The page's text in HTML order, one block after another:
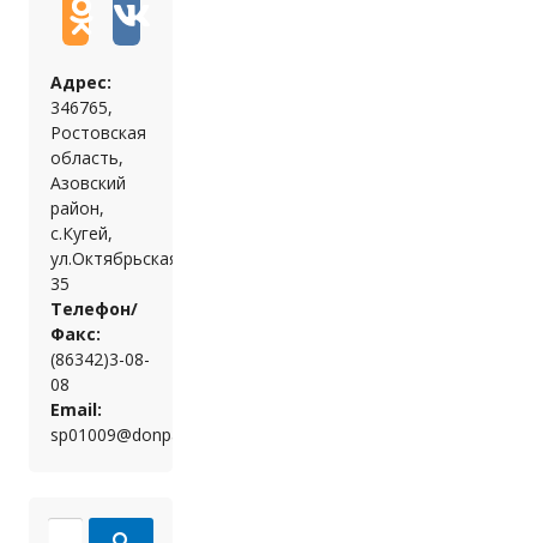
Адрес:
346765,
Ростовская
область,
Азовский
район,
с.Кугей,
ул.Октябрьская,
35
Телефон/
Факс:
(86342)3-08-
08
Email:
sp01009@donpac.ru
Search for: